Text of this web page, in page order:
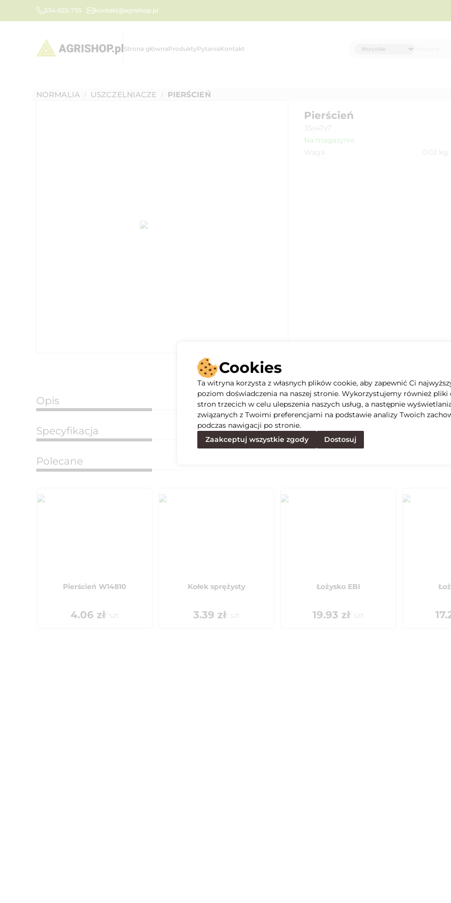
534-625-735 kontakt@agrishop.pl
Strona głównaProduktyPytaniaKontakt
NORMALIA / USZCZELNIACZE / PIERŚCIEŃ
Pierścień
35x47x7
Na magazynie
Waga
0.02 kg
Opis
Specyfikacja
Polecane
Pierścień W14810
4.06 zł/ szt
Kołek sprężysty
3.39 zł/ szt
Łożysko EBI
19.93 zł/ szt
Cookies
Ta witryna korzysta z własnych plików cookie, aby zapewnić Ci
poziom doświadczenia na naszej stronie. Wykorzystujemy również pliki
stron trzecich w celu ulepszenia naszych usług, a następnie
związanych z Twoimi preferencjami na podstawie analizy Twoich
podczas nawigacji po stronie.
Zaakceptuj wszystkie zgody
Dostosuj